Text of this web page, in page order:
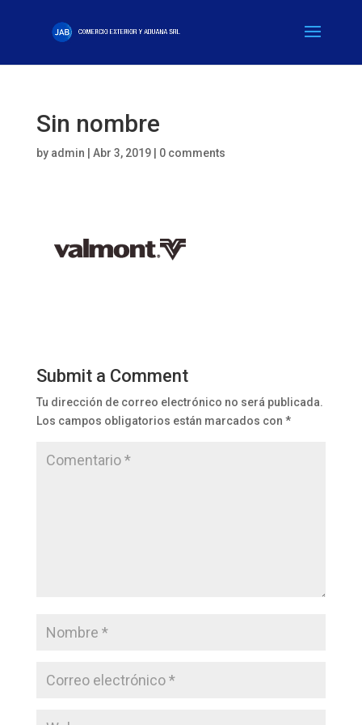
Sin nombre
by admin Abr 3, 2019| 0 comments
Submit a Comment
Tu dirección de correo electrónico no será publicada.
Los campos obligatorios están marcados con *